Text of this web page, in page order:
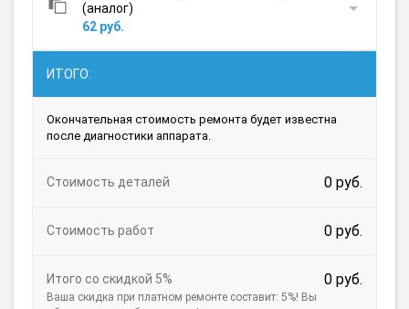
(аналог)
62 руб.
ИТОГО:
Окончательная стоимость ремонта будет известна
после диагностики аппарата.
0 руб.
Стоимость деталей
0 руб.
Стоимость работ
0 руб.
Итого со скидкой 5%
Ваша скидка при платном ремонте составит: 5%! Вы